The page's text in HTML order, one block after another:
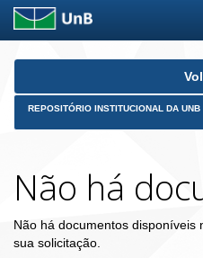
Skip
REPOSITÓRIO INSTITUCIONAL DA UNB
Não há
Não há documentos disponíveis
sua solicitação.